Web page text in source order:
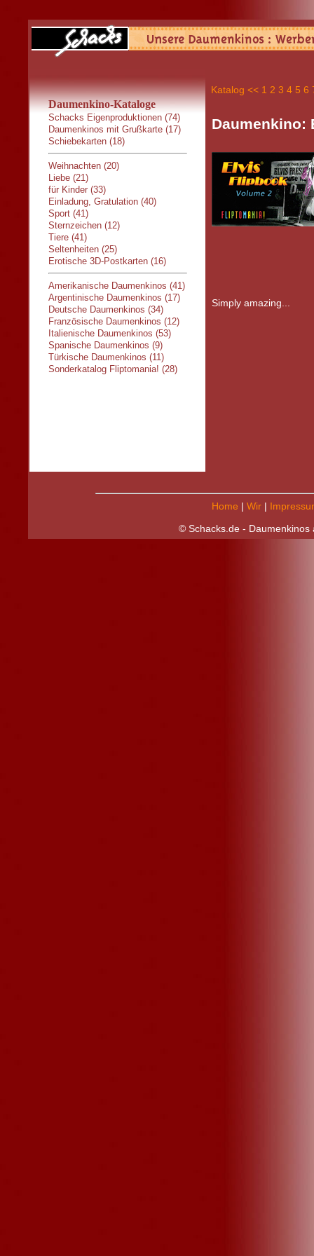
Daumenkino-Kataloge
Schacks Eigenproduktionen (74)
Daumenkinos mit Grußkarte (17)
Schiebekarten (18)
Weihnachten (20)
Liebe (21)
für Kinder (33)
Einladung, Gratulation (40)
Sport (41)
Sternzeichen (12)
Tiere (41)
Seltenheiten (25)
Erotische 3D-Postkarten (16)
Amerikanische Daumenkinos (41)
Argentinische Daumenkinos (17)
Deutsche Daumenkinos (34)
Französische Daumenkinos (12)
Italienische Daumenkinos (53)
Spanische Daumenkinos (9)
Türkische Daumenkinos (11)
Sonderkatalog Fliptomania! (28)
Katalog << 1 2 3 4 5 6
Daumenkino:
Simply amazing...
Home | Wir|
© Schacks.de - Daumenkinos